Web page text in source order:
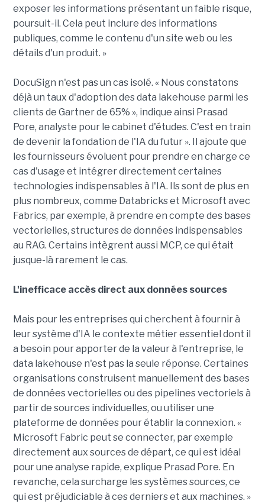
exposer les informations présentant un faible risque,
poursuit-il. Cela peut inclure des informations
publiques, comme le contenu d'un site web ou les
détails d'un produit. »
DocuSign n'est pas un cas isolé. « Nous constatons
déjà un taux d'adoption des data lakehouse parmi les
clients de Gartner de 65% », indique ainsi Prasad
Pore, analyste pour le cabinet d'études. C'est en train
de devenir la fondation de l'IA du futur ». Il ajoute que
les fournisseurs évoluent pour prendre en charge ce
cas d'usage et intégrer directement certaines
technologies indispensables à l'IA. Ils sont de plus en
plus nombreux, comme Databricks et Microsoft avec
Fabrics, par exemple, à prendre en compte des bases
vectorielles, structures de données indispensables
au RAG. Certains intègrent aussi MCP, ce qui était
jusque-là rarement le cas.
L'inefficace accès direct aux données sources
Mais pour les entreprises qui cherchent à fournir à
leur système d'IA le contexte métier essentiel dont il
a besoin pour apporter de la valeur à l'entreprise, le
data lakehouse n'est pas la seule réponse. Certaines
organisations construisent manuellement des bases
de données vectorielles ou des pipelines vectoriels à
partir de sources individuelles, ou utiliser une
plateforme de données pour établir la connexion. «
Microsoft Fabric peut se connecter, par exemple
directement aux sources de départ, ce qui est idéal
pour une analyse rapide, explique Prasad Pore. En
revanche, cela surcharge les systèmes sources, ce
qui est préjudiciable à ces derniers et aux machines. »